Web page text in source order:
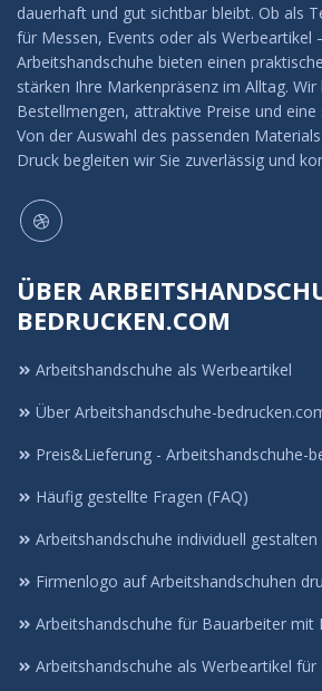
dauerhaft und gut sichtbar bleibt. Ob als
für Messen, Events oder als Werbeartikel
Arbeitshandschuhe bieten einen
stärken Ihre Markenpräsenz im Alltag.
Bestellmengen, attraktive Preise und eine
Von der Auswahl des passenden
Druck begleiten wir Sie zuverlässig und
ÜBER
BEDRUCKEN.COM
Arbeitshandschuhe als Werbeartikel
Über Arbeitshandschuhe-
Preis&Lieferung - Arbeitshandschuhe-
Häufig gestellte Fragen (FAQ)
Arbeitshandschuhe individuell
Firmenlogo auf Arbeitshandschuhen
Arbeitshandschuhe für Bauarbeiter mit
Arbeitshandschuhe als Werbeartikel für